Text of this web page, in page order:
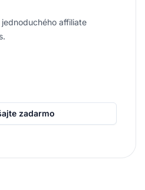
affiliate
zadarmo